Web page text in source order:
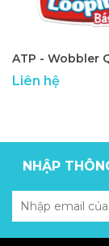
ATP - Wobbler
Liên hệ
NHẬP